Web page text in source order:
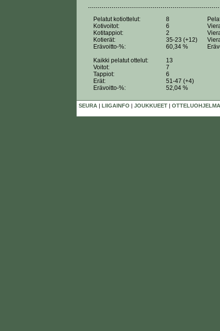
Pelatut kotiottelut: 8
Kotivoitot:
6
Kotitappiot:
2
Kotierät:
35-23 (+12)
Erävoitto-%:
60,34 %
Kaikki pelatut ottelut:
13
Voitot:
7
Tappiot:
6
Erät:
51-47 (+4)
Erävoitto-%:
52,04 %
SEURA | LIIGAINFO | JOUKKUEET |